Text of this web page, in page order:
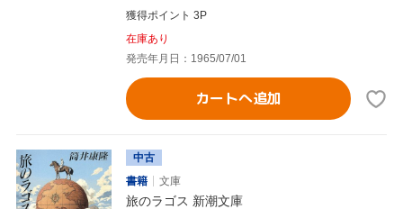
獲得ポイント 3P
在庫あり
発売年月日：1965/07/01
カートへ追加
中古
書籍
文庫
旅のラゴス 新潮文庫